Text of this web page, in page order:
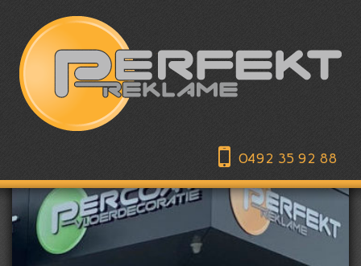
0492 35 92 88